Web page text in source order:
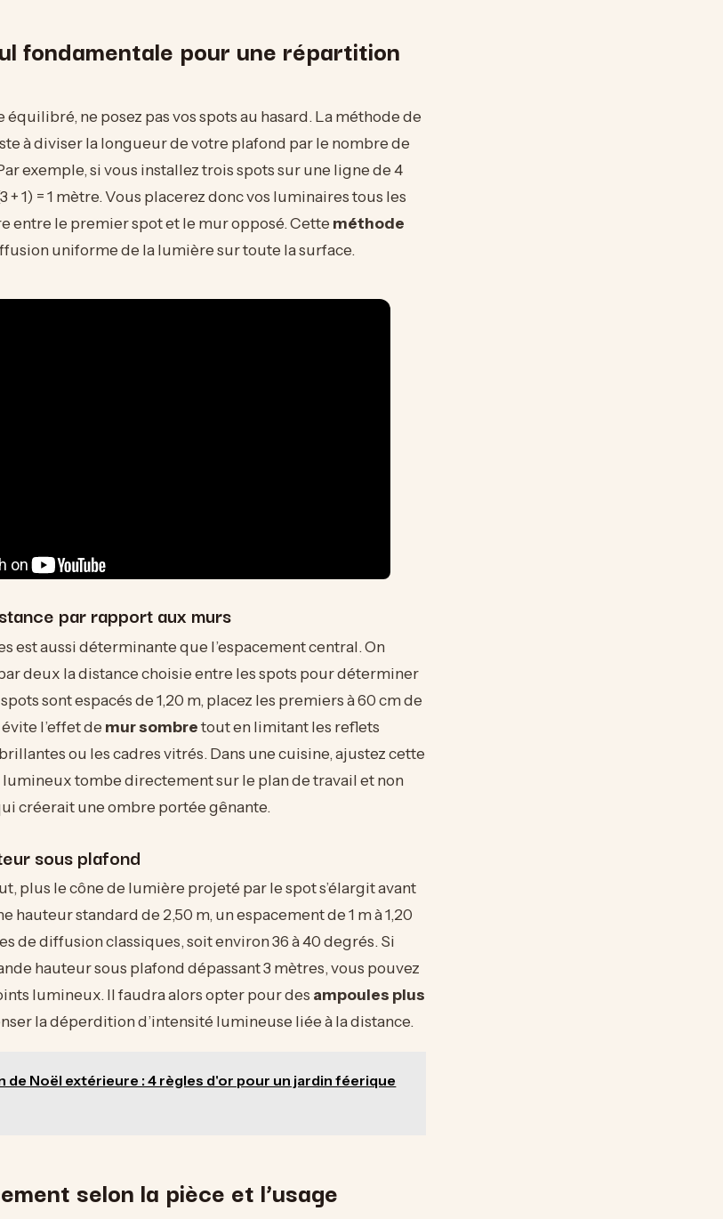
fondamentale pour une répartition
ne posez pas vos spots au hasard. La méthode de
à diviser la longueur de votre plafond par le nombre de
exemple, si vous installez trois spots sur une ligne de 4
+ 1) = 1 mètre. Vous placerez donc vos luminaires tous les
entre le premier spot et le mur opposé. Cette méthode
uniforme de la lumière sur toute la surface.
par rapport aux murs
est aussi déterminante que l’espacement central. On
deux la distance choisie entre les spots pour déterminer
sont espacés de 1,20 m, placez les premiers à 60 cm de
l’effet de mur sombretout en limitant les reflets
ou les cadres vitrés. Dans une cuisine, ajustez cette
tombe directement sur le plan de travail et non
créerait une ombre portée gênante.
sous plafond
plus le cône de lumière projeté par le spot s’élargit avant
hauteur standard de 2,50 m, un espacement de 1 m à 1,20
de diffusion classiques, soit environ 36 à 40 degrés. Si
hauteur sous plafond dépassant 3 mètres, vous pouvez
lumineux. Il faudra alors opter pour des ampoules plus
la déperdition d’intensité lumineuse liée à la distance.
de Noël extérieure : 4 règles d'or pour un jardin féerique
selon la pièce et l’usage